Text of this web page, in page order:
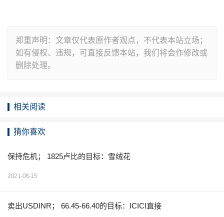
郑重声明：文章仅代表原作者观点，不代表本站立场；
如有侵权、违规，可直接反馈本站，我们将会作修改或
删除处理。
相关阅读
猜你喜欢
保持危机； 1825卢比的目标：雪绒花
2021-08-15
卖出USDINR； 66.45-66.40的目标：ICICI直接